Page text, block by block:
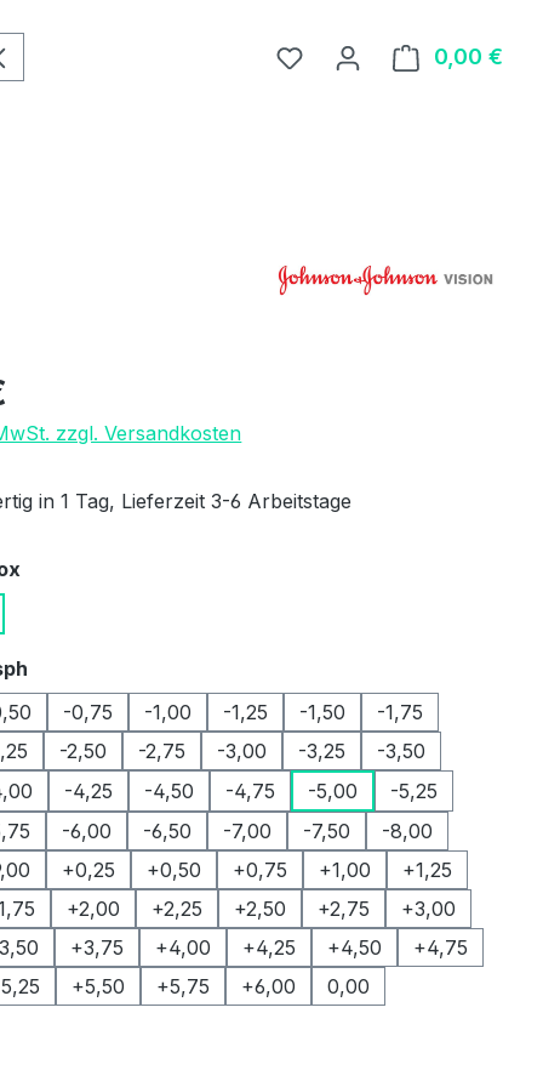
0,00 €
zzgl. Versandkosten
in 1 Tag, Lieferzeit 3-6 Arbeitstage
-0,75 -1,00 -1,25 -1,50
-1,75
-2,50 -2,75 -3,00 -3,25
-3,50
-4,25 -4,50 -4,75 -5,00
-5,25
-6,00 -6,50 -7,00 -7,50
-8,00
+0,25 +0,50 +0,75 +1,00
+1,25
+2,00 +2,25 +2,50 +2,75
+3,00
+3,75 +4,00 +4,25 +4,50
+4,75
+5,50 +5,75 +6,00 0,00